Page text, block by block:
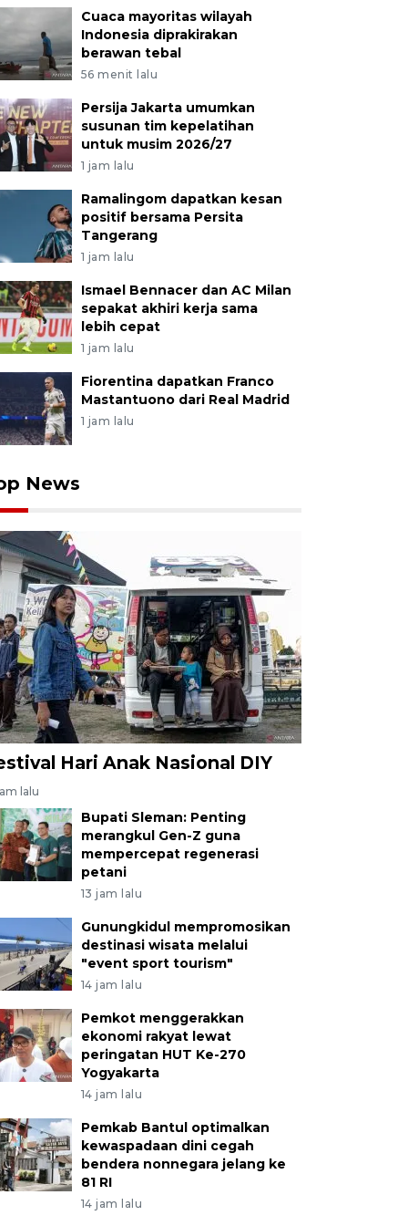
Cuaca mayoritas wilayah
Indonesia diprakirakan
berawan tebal
56 menit lalu
Persija Jakarta umumkan
susunan tim kepelatihan
untuk musim 2026/27
1 jam lalu
Ramalingom dapatkan kesan
positif bersama Persita
Tangerang
1 jam lalu
Ismael Bennacer dan AC Milan
sepakat akhiri kerja sama
lebih cepat
1 jam lalu
Fiorentina dapatkan Franco
Mastantuono dari Real Madrid
1 jam lalu
News
Hari Anak Nasional DIY
lalu
Bupati Sleman: Penting
merangkul Gen-Z guna
mempercepat regenerasi
petani
13 jam lalu
Gunungkidul mempromosikan
destinasi wisata melalui
"event sport tourism"
14 jam lalu
Pemkot menggerakkan
ekonomi rakyat lewat
peringatan HUT Ke-270
Yogyakarta
14 jam lalu
Pemkab Bantul optimalkan
kewaspadaan dini cegah
bendera nonnegara jelang ke
81 RI
14 jam lalu